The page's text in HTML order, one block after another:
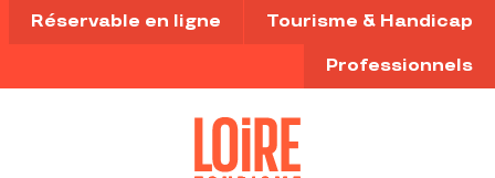
Aller
au
principal
Réservable en ligne Tourisme & Handicap
Professionnels